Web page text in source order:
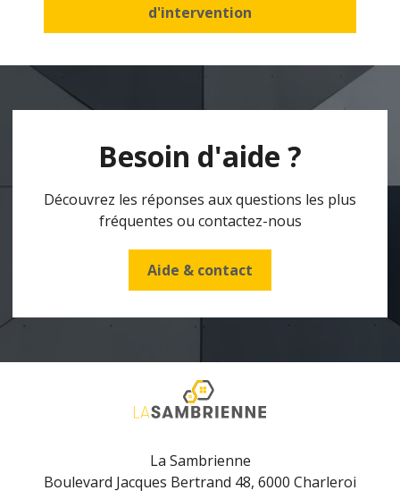
d'intervention
Besoin d'aide ?
Découvrez les réponses aux questions les plus
fréquentes ou contactez-nous
Aide & contact
La Sambrienne
Boulevard Jacques Bertrand 48, 6000 Charleroi